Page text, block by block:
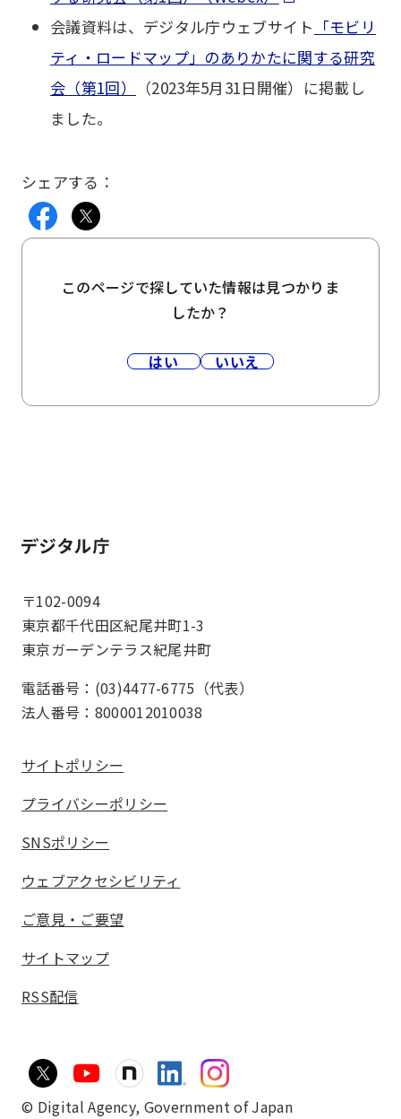
会議資料は、デジタル庁ウェブサイト 「モビリ
ティ・ロードマップ」のありかたに関する研究
会（第1回）
（2023年5月31日開催）に掲載し
ました。
シェアする：
このページで探していた情報は見つかりま
したか？
はい いいえ
ホーム
〒102-0094
東京都千代田区紀尾井町1-3
東京ガーデンテラス紀尾井町
電話番号：(03)4477-6775（代表）
法人番号：8000012010038
サイトポリシー
プライバシーポリシー
SNSポリシー
ウェブアクセシビリティ
ご意見・ご要望
サイトマップ
RSS配信
© Digital Agency, Government of Japan